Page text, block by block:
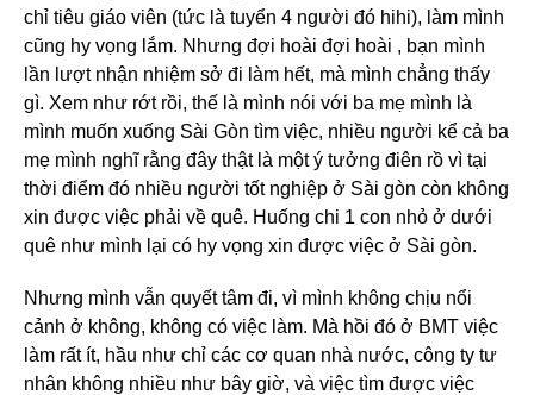
chỉ tiêu giáo viên (tức là tuyển 4 người đó hihi), làm mình
cũng hy vọng lắm. Nhưng đợi hoài đợi hoài , bạn mình
lần lượt nhận nhiệm sở đi làm hết, mà mình chẳng thấy
gì. Xem như rớt rồi, thế là mình nói với ba mẹ mình là
mình muốn xuống Sài Gòn tìm việc, nhiều người kể cả ba
mẹ mình nghĩ rằng đây thật là một ý tưởng điên rồ vì tại
thời điểm đó nhiều người tốt nghiệp ở Sài gòn còn không
xin được việc phải về quê. Huống chi 1 con nhỏ ở dưới
quê như mình lại có hy vọng xin được việc ở Sài gòn.
Nhưng mình vẫn quyết tâm đi, vì mình không chịu nổi
cảnh ở không, không có việc làm. Mà hồi đó ở BMT việc
làm rất ít, hầu như chỉ các cơ quan nhà nước, công ty tư
nhân không nhiều như bây giờ, và việc tìm được việc